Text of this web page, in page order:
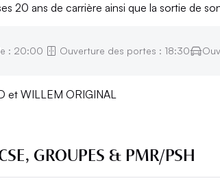
20 ans de carrière ainsi que la sortie de
: 20:00 Ouverture des portes : 18:30
et WILLEM ORIGINAL
GROUPES & PMR/PSH